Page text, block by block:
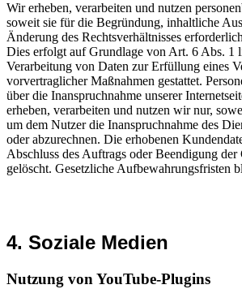
Wir erheben, verarbeiten und nutzen
soweit sie für die Begründung, inhaltliche
Änderung des Rechtsverhältnisses
Dies erfolgt auf Grundlage von Art. 6 Abs. 1
Verarbeitung von Daten zur Erfüllung eines
vorvertraglicher Maßnahmen gestattet.
über die Inanspruchnahme unserer
erheben, verarbeiten und nutzen wir nur,
um dem Nutzer die Inanspruchnahme des
oder abzurechnen. Die erhobenen
Abschluss des Auftrags oder Beendigung der
gelöscht. Gesetzliche Aufbewahrungsfristen
4. Soziale Medien
Nutzung von YouTube-Plugins